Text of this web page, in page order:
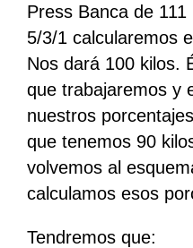
Press Banca de
5/3/1 calcularemos
Nos dará 100 kilos.
que trabajaremos y
nuestros
que tenemos 90
volvemos al
calculamos esos
Tendremos que: